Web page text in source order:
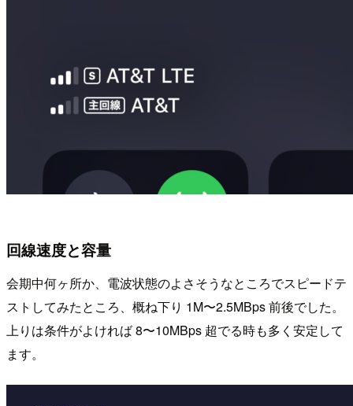
回線速度と容量
会期中何ヶ所か、電波状態のよさそうなところでスピードテ
ストしてみたところ、概ね下り 1M〜2.5MBps 前後でした。
上りは条件がよければ 8〜10MBps 超でる時も多く安定して
ます。